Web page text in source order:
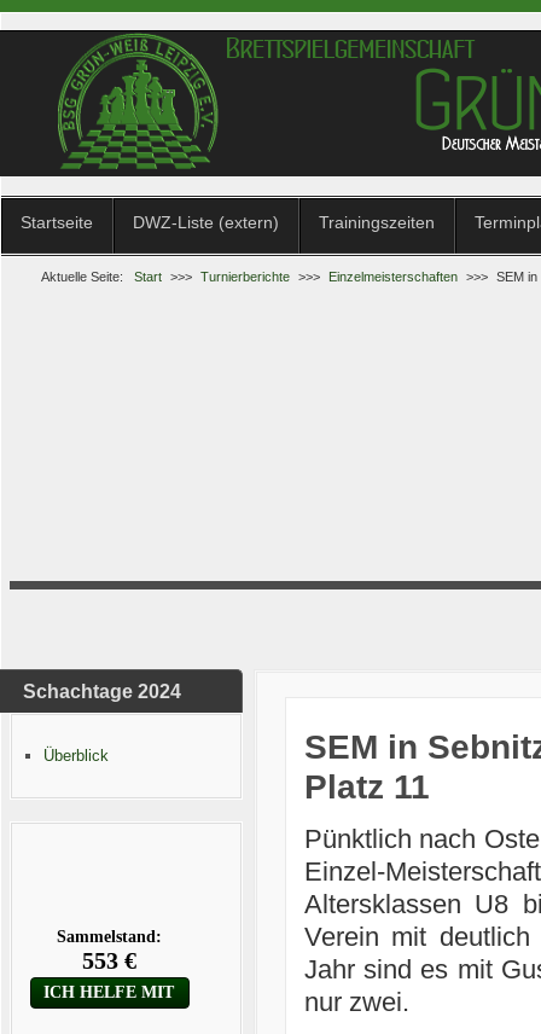
Startseite DWZ-Liste (extern) Trainingszeiten
Aktuelle Seite: Start >>> Turnierberichte >>> Einzelmeisterschaften >>> SEM in
Schachtage 2024
Überblick
SEM in
Platz 11
Pünktlich nach
Einzel-
Altersklassen U8
Verein mit
Jahr sind es mit
nur zwei.